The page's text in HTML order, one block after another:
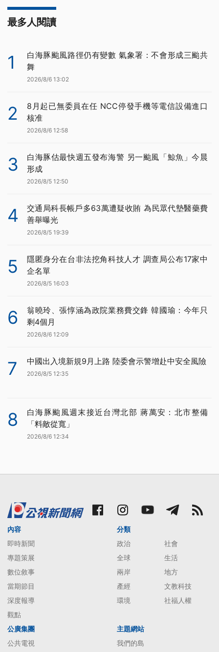
最多人閱讀
1
白海豚颱風路徑仍有變數 氣象署：不會形成三颱共
舞
2026/8/6 13:02
2
8月起已無委員在任 NCC停發手機等電信設備進口
核准
2026/8/6 12:58
3
白海豚估最快週五發布海警 另一颱風「鯨魚」今晨
形成
2026/8/5 12:50
4
交通局科長帳戶多63萬遭疑收賄 為民眾代墊醫藥費
善舉曝光
2026/8/5 19:39
5
隱匿身分在台非法挖角科技人才 調查局公布17家中
企名單
2026/8/5 16:03
6
翁曉玲、張惇涵為政院業務費交鋒 韓國瑜：今年只
剩4個月
2026/8/6 12:09
7 中國出入境新規9月上路 陸委會示警增赴中安全風險
2026/8/5 12:35
8
白海豚颱風週末接近台灣北部 蔣萬安：北市整備
「料敵從寬」
2026/8/6 12:34
內容
即時新聞
專題策展
數位敘事
當期節目
深度報導
觀點
分類
政治
社會
全球
生活
兩岸
地方
產經
文教科技
環境
社福人權
公廣集團
公共電視
主題網站
我們的島